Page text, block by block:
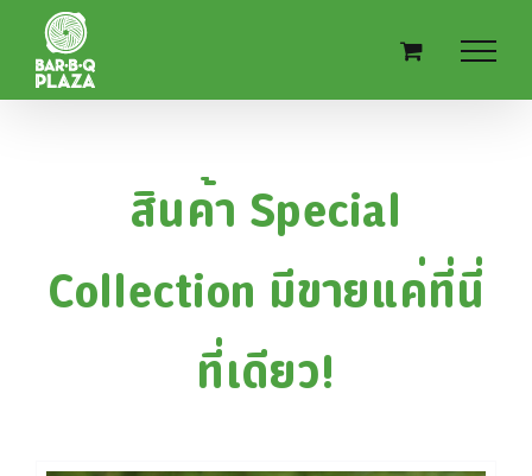
content
สินค้า Special
Collection มีขายแค่ที่นี่
ที่เดียว!